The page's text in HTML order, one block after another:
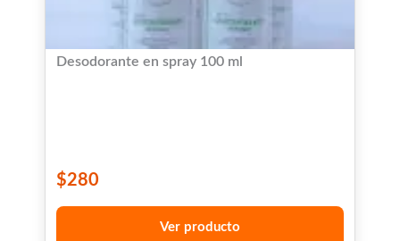
Desodorante en spray 100 ml
$280
Ver producto